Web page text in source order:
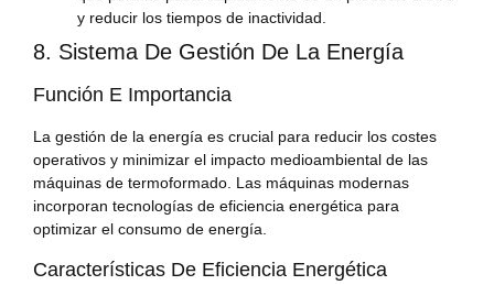
y reducir los tiempos de inactividad.
8. Sistema De Gestión De La Energía
Función E Importancia
La gestión de la energía es crucial para reducir los costes
operativos y minimizar el impacto medioambiental de las
máquinas de termoformado. Las máquinas modernas
incorporan tecnologías de eficiencia energética para
optimizar el consumo de energía.
Características De Eficiencia Energética